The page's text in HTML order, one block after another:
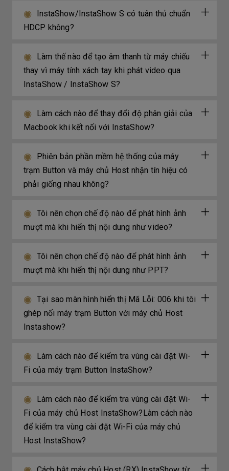
InstaShow/InstaShow S có tuân thủ chuẩn
HDCP không?
Làm thế nào để tạo âm thanh từ máy chiếu
thay vì máy tính xách tay khi phát video qua
InstaShow / InstaShow S?
Làm cách nào để thay đổi độ phân giải của
Macbook khi kết nối với InstaShow?
Phiên bản phần mềm hệ thống của máy
trạm Button và máy chủ Host nhận tín hiệu có
phải giống nhau không?
Tôi nên chọn chế độ nào để phát hình ảnh
mượt mà khi hiển thị nội dung như video?
Tôi nên chọn chế độ nào để phát hình ảnh
mượt mà khi hiển thị nội dung như PPT?
Tại sao màn hình hiển thị Mã Lỗi: 006 khi tôi
ghép nối máy trạm Button với máy chủ Host
Instashow?
Làm cách nào để kiểm tra vùng cài đặt Wi-
Fi của máy trạm Button InstaShow?
Làm cách nào để kiểm tra vùng cài đặt Wi-
Fi của máy chủ Host InstaShow?Làm cách nào
để kiểm tra vùng cài đặt Wi-Fi của máy chủ
Host InstaShow?